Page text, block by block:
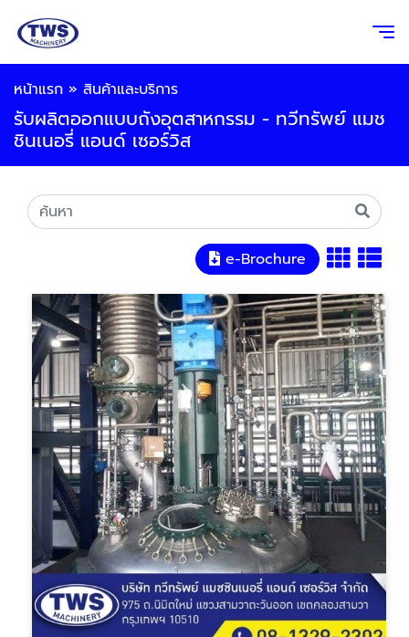
หน้าแรก » สินค้าและบริการ
รับผลิตออกแบบถังอุตสาหกรรม - ทวีทรัพย์ แมช
ชินเนอรี่ แอนด์ เซอร์วิส
e-Brochure